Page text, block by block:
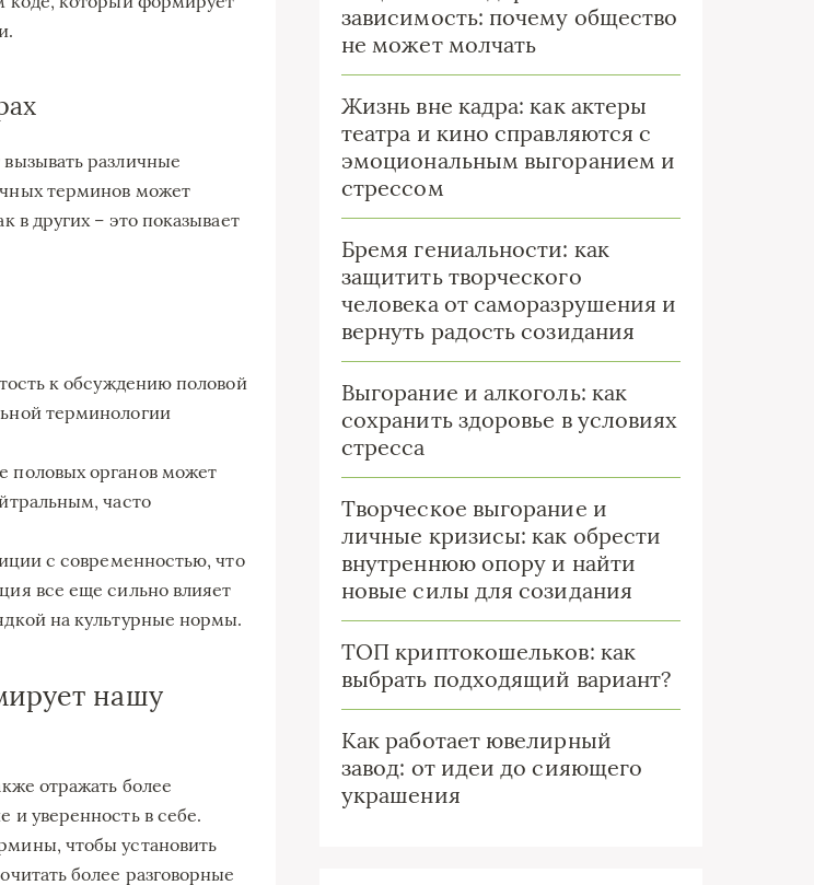
различные
терминов может
в других – это показывает
к обсуждению половой
терминологии
половых органов может
часто
с современностью, что
все еще сильно влияет
на культурные нормы.
нашу
отражать более
и уверенность в себе.
чтобы установить
более разговорные
зависимость: почему общество
не может молчать
Жизнь вне кадра: как актеры
театра и кино справляются с
эмоциональным выгоранием и
стрессом
Бремя гениальности: как
защитить творческого
человека от саморазрушения и
вернуть радость созидания
Выгорание и алкоголь: как
сохранить здоровье в условиях
стресса
Творческое выгорание и
личные кризисы: как обрести
внутреннюю опору и найти
новые силы для созидания
ТОП криптокошельков: как
выбрать подходящий вариант?
Как работает ювелирный
завод: от идеи до сияющего
украшения